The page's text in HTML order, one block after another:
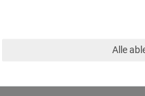
Maß
Alle